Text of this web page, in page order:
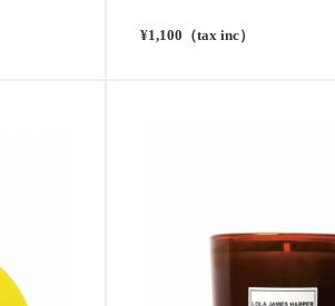
¥1,100（tax inc）